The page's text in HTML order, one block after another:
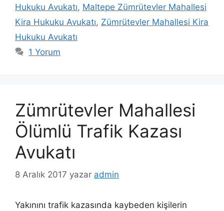
Hukuku Avukatı, Maltepe Zümrütevler Mahallesi
Kira Hukuku Avukatı, Zümrütevler Mahallesi Kira
Hukuku Avukatı
1 Yorum
Zümrütevler Mahallesi
Ölümlü Trafik Kazası
Avukatı
8 Aralık 2017 yazar admin
Yakınını trafik kazasında kaybeden kişilerin